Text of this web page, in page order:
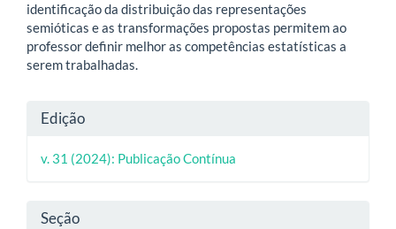
identificação da distribuição das representações
semióticas e as transformações propostas permitem ao
professor definir melhor as competências estatísticas a
serem trabalhadas.
Detalhes
do
artigo
Edição
v. 31 (2024): Publicação Contínua
Seção